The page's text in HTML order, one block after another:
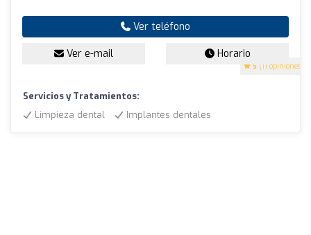
5 (11 opiniones)
Ver teléfono
Ver e-mail Horario
Servicios y Tratamientos:
Limpieza dental
Implantes dentales